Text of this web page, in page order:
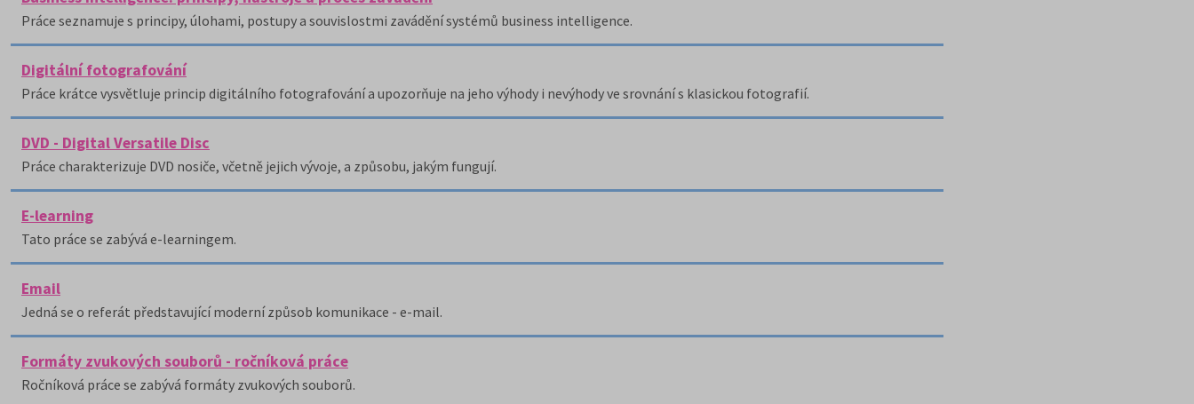
Práce seznamuje s principy, úlohami, postupy a souvislostmi zavádění systémů business intelligence.
Digitální fotografování
Práce krátce vysvětluje princip digitálního fotografování a upozorňuje na jeho výhody i nevýhody ve srovnání s klasickou fotografií.
DVD - Digital Versatile Disc
Práce charakterizuje DVD nosiče, včetně jejich vývoje, a způsobu, jakým fungují.
E-learning
Tato práce se zabývá e-learningem.
Email
Jedná se o referát představující moderní způsob komunikace - e-mail.
Formáty zvukových souborů - ročníková práce
Ročníková práce se zabývá formáty zvukových souborů.